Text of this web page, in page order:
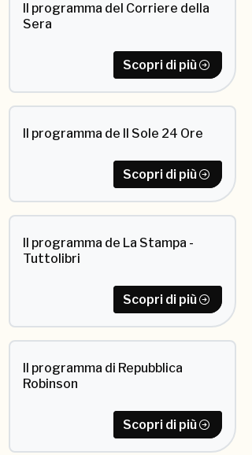
Il programma del Corriere della
Sera
Scopri di più
Il programma de Il Sole 24 Ore
Scopri di più
Il programma de La Stampa -
Tuttolibri
Scopri di più
Il programma di Repubblica
Robinson
Scopri di più